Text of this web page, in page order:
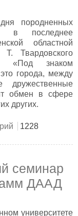
породненных
в последнее
областной
Твардовского
«Под знаком
города, между
дружественные
обмен в сфере
других.
побратимства»
1228
семинар
ДААД
университете